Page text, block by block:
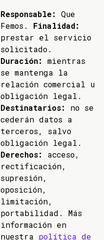
Responsable:
Que
Femos. Finalidad:
prestar el servicio
solicitado.
Duración:
mientras
se mantenga la
relación comercial u
obligación legal.
Destinatarios:
no se
cederán datos a
terceros, salvo
obligación legal.
Derechos:
acceso,
rectificación,
supresión,
oposición,
limitación,
portabilidad. Más
información en
nuestra política de